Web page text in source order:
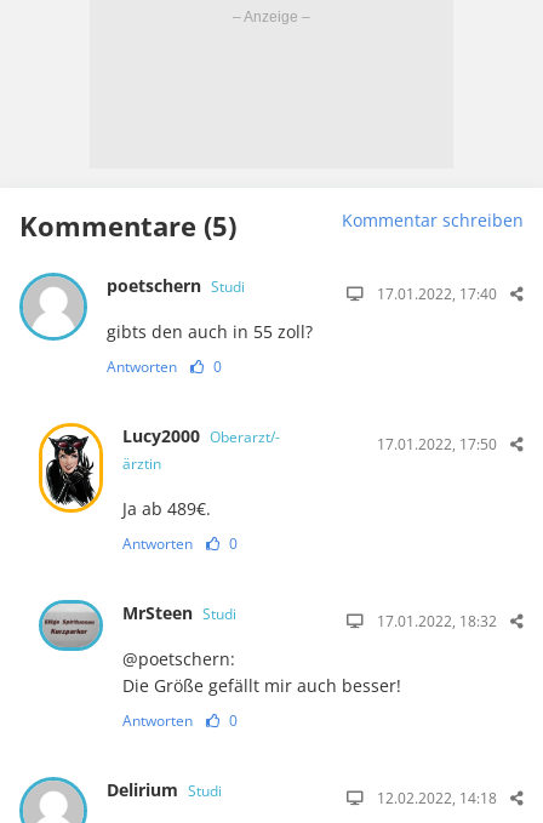
Kommentare (5) Kommentar schreiben
poetschern Studi 17.01.2022, 17:40
gibts den auch in 55 zoll?
Antworten 0
Lucy2000 Oberarzt/-
ärztin
17.01.2022, 17:50
Ja ab 489€.
Antworten 0
MrSteen Studi 17.01.2022, 18:32
@poetschern:
Die Größe gefällt mir auch besser!
Antworten 0
Delirium Studi 12.02.2022, 14:18